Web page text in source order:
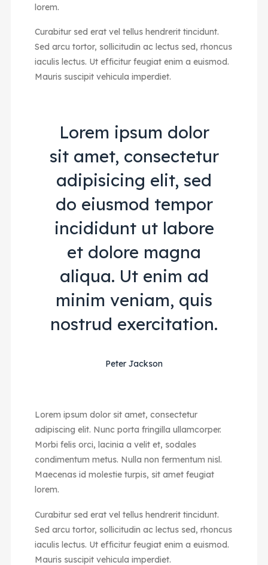
lorem.
Curabitur sed erat vel tellus hendrerit tincidunt.
Sed arcu tortor, sollicitudin ac lectus sed, rhoncus
iaculis lectus. Ut efficitur feugiat enim a euismod.
Mauris suscipit vehicula imperdiet.
Lorem ipsum dolor
sit amet, consectetur
adipisicing elit, sed
do eiusmod tempor
incididunt ut labore
et dolore magna
aliqua. Ut enim ad
minim veniam, quis
nostrud exercitation.
Peter Jackson
Lorem ipsum dolor sit amet, consectetur
adipiscing elit. Nunc porta fringilla ullamcorper.
Morbi felis orci, lacinia a velit et, sodales
condimentum metus. Nulla non fermentum nisl.
Maecenas id molestie turpis, sit amet feugiat
lorem.
Curabitur sed erat vel tellus hendrerit tincidunt.
Sed arcu tortor, sollicitudin ac lectus sed, rhoncus
iaculis lectus. Ut efficitur feugiat enim a euismod.
Mauris suscipit vehicula imperdiet.